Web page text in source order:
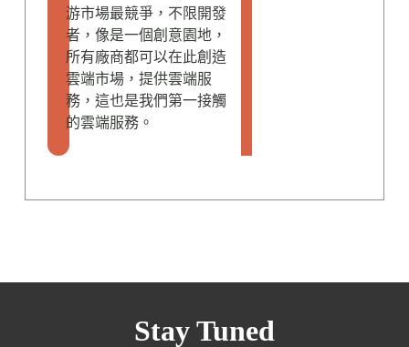
游市場最競爭，不限開發
者，像是一個創意園地，
所有廠商都可以在此創造
雲端市場，提供雲端服
務，這也是我們第一接觸
的雲端服務。
Stay Tuned